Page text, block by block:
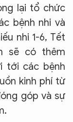
lại tổ chức
bệnh nhi và
nhi 1-6, Tết
sẽ có thêm
tới các bệnh
kinh phí từ
góp và sự